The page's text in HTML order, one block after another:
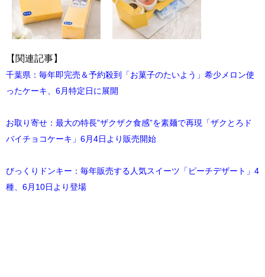
【関連記事】
千葉県：毎年即完売＆予約殺到「お菓子のたいよう」希少メロン使
ったケーキ、6月特定日に展開
お取り寄せ：最大の特長”ザクザク食感”を素麺で再現「ザクとろド
バイチョコケーキ」6月4日より販売開始
びっくりドンキー：毎年販売する人気スイーツ「ピーチデザート」4
種、6月10日より登場